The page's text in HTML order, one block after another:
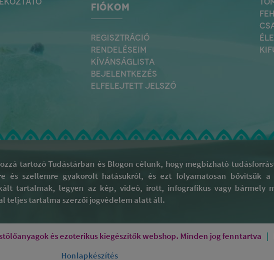
FIÓKOM
REGISZTRÁCIÓ
RENDELÉSEIM
KÍVÁNSÁGLISTA
BEJELENTKEZÉS
ELFELEJTETT JELSZÓ
tartozó Tudástárban és Blogon célunk, hogy megbízható
és szellemre gyakorolt hatásukról, és ezt folyamatosan bővítsük
tartalmak, legyen az kép, videó, írott, infografikus vagy bármely
teljes tartalma szerzői jogvédelem alatt áll.
és ezoterikus kiegészítők webshop. Minden jog fenntartva
Honlapkészítés